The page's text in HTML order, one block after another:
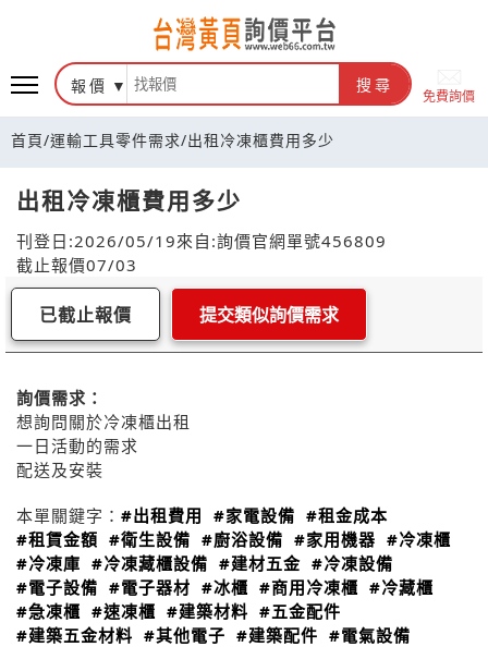
報價 搜尋
免費詢價
首頁/運輸工具零件需求/出租冷凍櫃費用多少
出租冷凍櫃費用多少
刊登日:2026/05/19來自:詢價官網單號456809
截止報價07/03
已截止報價 提交類似詢價需求
詢價需求：
想詢問關於冷凍櫃出租
一日活動的需求
配送及安裝
本單關鍵字： #出租費用 #家電設備 #租金成本
#租賃金額 #衛生設備 #廚浴設備 #家用機器 #冷凍櫃
#冷凍庫 #冷凍藏櫃設備 #建材五金 #冷凍設備
#電子設備 #電子器材 #冰櫃 #商用冷凍櫃 #冷藏櫃
#急凍櫃 #速凍櫃 #建築材料 #五金配件
#建築五金材料 #其他電子 #建築配件 #電氣設備